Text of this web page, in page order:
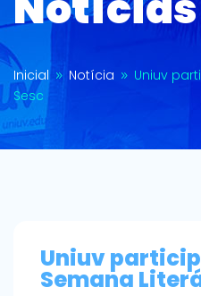
Inicial 9 Notícia 9 Uniuv
Sesc
Uniuv
Semana